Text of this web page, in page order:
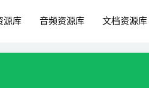
源库 音频资源库 文档资源库